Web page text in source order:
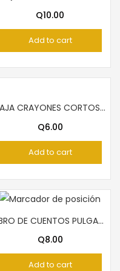
Q10.00
Add to cart
CAJA CRAYONES CORTOS FAST 12 COLORES
Q6.00
Add to cart
LIBRO DE CUENTOS PULGARCITO
Q8.00
Add to cart